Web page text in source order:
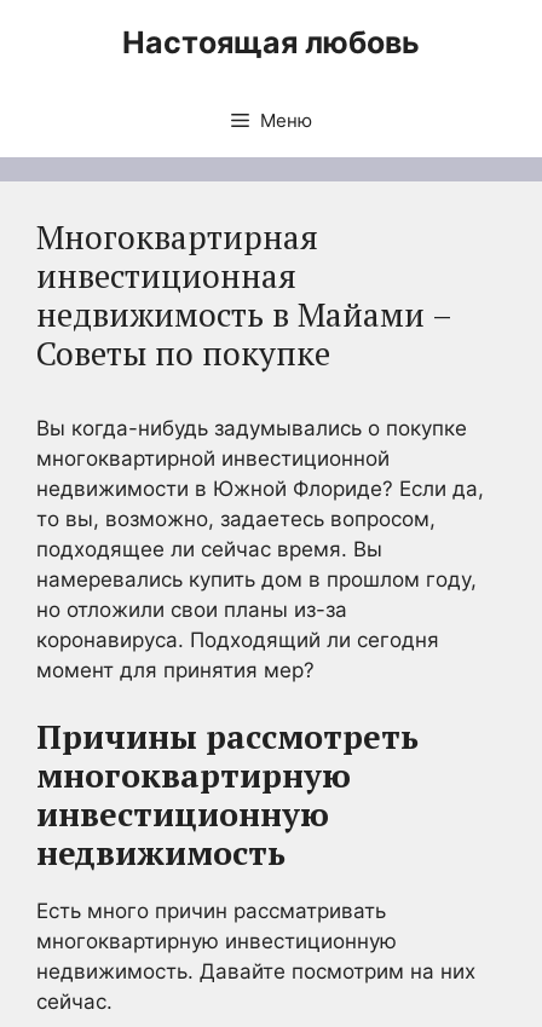
Настоящая любовь
Меню
Многоквартирная
инвестиционная
недвижимость в Майами –
Советы по покупке
Вы когда-нибудь задумывались о покупке
многоквартирной инвестиционной
недвижимости в Южной Флориде? Если да,
то вы, возможно, задаетесь вопросом,
подходящее ли сейчас время. Вы
намеревались купить дом в прошлом году,
но отложили свои планы из-за
коронавируса. Подходящий ли сегодня
момент для принятия мер?
Причины рассмотреть
многоквартирную
инвестиционную
недвижимость
Есть много причин рассматривать
многоквартирную инвестиционную
недвижимость. Давайте посмотрим на них
сейчас.